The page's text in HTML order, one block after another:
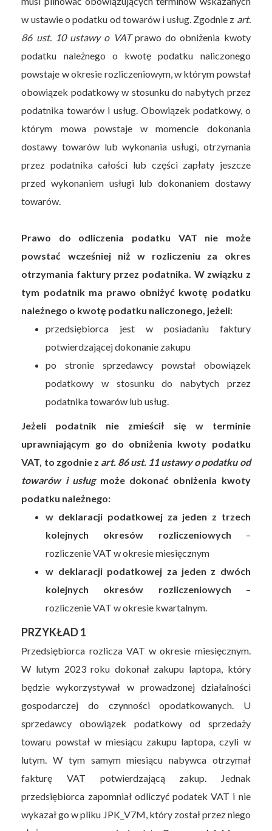
w ustawie o podatku od towarów i usług. Zgodnie z art.
86 ust. 10 ustawy o VATprawo do obniżenia kwoty
podatku należnego o kwotę podatku naliczonego
powstaje w okresie rozliczeniowym, w którym powstał
obowiązek podatkowy w stosunku do nabytych przez
podatnika towarów i usług. Obowiązek podatkowy, o
którym mowa powstaje w momencie dokonania
dostawy towarów lub wykonania usługi, otrzymania
przez podatnika całości lub części zapłaty jeszcze
przed wykonaniem usługi lub dokonaniem dostawy
towarów.
Prawo do odliczenia podatku VAT nie może
powstać wcześniej niż w rozliczeniu za okres
otrzymania faktury przez podatnika. W związku z
tym podatnik ma prawo obniżyć kwotę podatku
należnego o kwotę podatku naliczonego, jeżeli:
przedsiębiorca jest w posiadaniu faktury
potwierdzającej dokonanie zakupu
po stronie sprzedawcy powstał obowiązek
podatkowy w stosunku do nabytych przez
podatnika towarów lub usług.
Jeżeli podatnik nie zmieścił się w terminie
uprawniającym go do obniżenia kwoty podatku
VAT, to zgodnie z art. 86 ust. 11 ustawy o podatku od
towarów i usługmoże dokonać obniżenia kwoty
podatku należnego:
w deklaracji podatkowej za jeden z trzech
kolejnych okresów rozliczeniowych –
rozliczenie VAT w okresie miesięcznym
w deklaracji podatkowej za jeden z dwóch
kolejnych okresów rozliczeniowych –
rozliczenie VAT w okresie kwartalnym.
PRZYKŁAD 1
Przedsiębiorca rozlicza VAT w okresie miesięcznym.
W lutym 2023 roku dokonał zakupu laptopa, który
będzie wykorzystywał w prowadzonej działalności
gospodarczej do czynności opodatkowanych. U
sprzedawcy obowiązek podatkowy od sprzedaży
towaru powstał w miesiącu zakupu laptopa, czyli w
lutym. W tym samym miesiącu nabywca otrzymał
fakturę VAT potwierdzającą zakup. Jednak
przedsiębiorca zapomniał odliczyć podatek VAT i nie
wykazał go w pliku JPK_V7M, który został przez niego